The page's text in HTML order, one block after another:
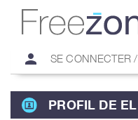
person SE CONNECTER
PROFIL DE